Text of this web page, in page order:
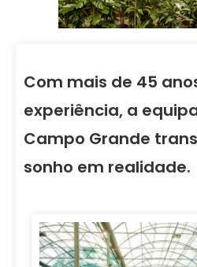
Com mais de 45
experiência, a
Campo Grande
sonho em realidade.